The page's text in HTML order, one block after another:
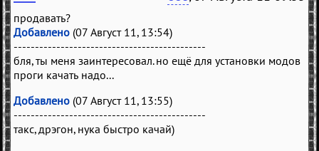
продавать?
Добавлено (07 Август 11, 13:54)
---------------------------------------------
бля, ты меня заинтересовал. но ещё для установки модов
проги качать надо...
Добавлено (07 Август 11, 13:55)
---------------------------------------------
такс, дрэгон, нука быстро качай)